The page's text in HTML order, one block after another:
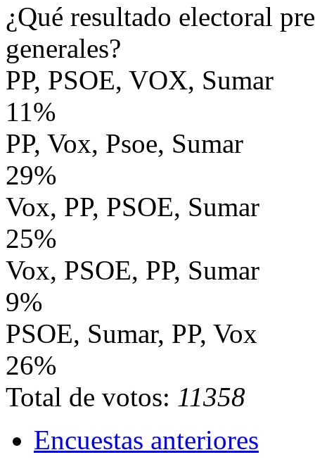
¿Qué resultado electoral
generales?
PP, PSOE, VOX, Sumar
11%
PP, Vox, Psoe, Sumar
29%
Vox, PP, PSOE, Sumar
25%
Vox, PSOE, PP, Sumar
9%
PSOE, Sumar, PP, Vox
26%
Total de votos: 11358
Encuestas anteriores